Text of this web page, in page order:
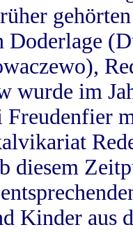
Doderlage
wurde im
Freudenfier
diesem
Kinder aus